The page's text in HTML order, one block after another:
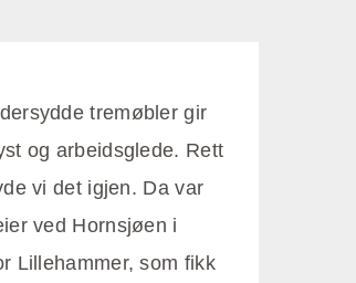
tremøbler gir
og arbeidsglede. Rett
vi det igjen. Da var
ved Hornsjøen i
Lillehammer, som fikk